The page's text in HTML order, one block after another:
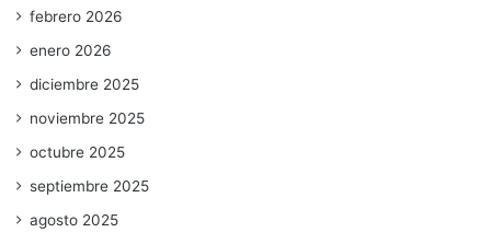
febrero 2026
enero 2026
diciembre 2025
noviembre 2025
octubre 2025
septiembre 2025
agosto 2025